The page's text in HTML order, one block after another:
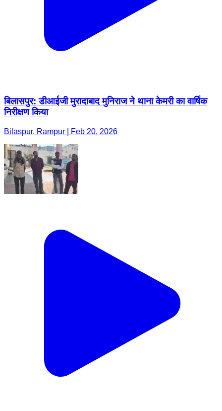
बिलासपुर: डीआईजी मुरादाबाद मुनिराज ने थाना केमरी का वार्षिक
निरीक्षण किया
Bilaspur, Rampur | Feb 20, 2026